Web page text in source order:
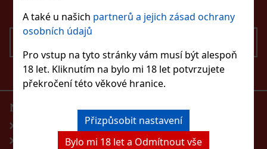
A také u našich partnerů a jejich zásad ochrany
osobních údajů
Pro vstup na tyto stránky vám musí být alespoň
18 let. Kliknutím na bylo mi 18 let potvrzujete
překročení této věkové hranice.
Přizpůsobit nastavení
Bylo mi 18 let a Odmítnout vše
Souhlasím se zpracováním osobních údajů
NÁŠ E-SHOP
Úvodní stránka
PRODUKTY
Parfumerie
Lihoviny